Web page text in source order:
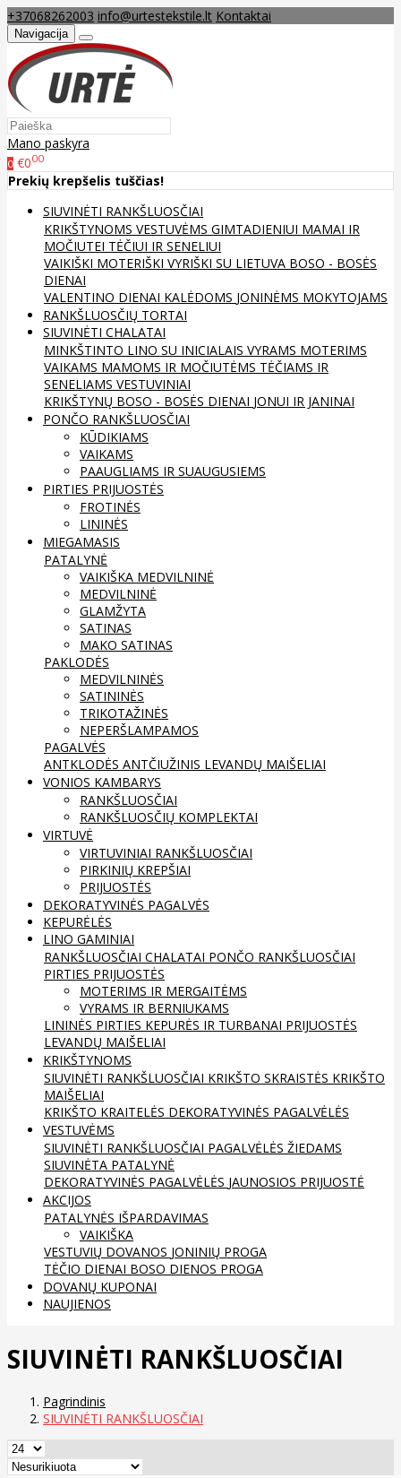
+37068262003 info@urtestekstile.lt Kontaktai
Navigacija
Mano paskyra
0 €000
Prekių krepšelis tuščias!
SIUVINĖTI RANKŠLUOSČIAI
KRIKŠTYNOMS VESTUVĖMS GIMTADIENIUI MAMAI IR
MOČIUTEI TĖČIUI IR SENELIUI
VAIKIŠKI MOTERIŠKI VYRIŠKI SU LIETUVA BOSO - BOSĖS
DIENAI
VALENTINO DIENAI KALĖDOMS JONINĖMS MOKYTOJAMS
RANKŠLUOSČIŲ TORTAI
SIUVINĖTI CHALATAI
MINKŠTINTO LINO SU INICIALAIS VYRAMS MOTERIMS
VAIKAMS MAMOMS IR MOČIUTĖMS TĖČIAMS IR
SENELIAMS VESTUVINIAI
KRIKŠTYNŲ BOSO - BOSĖS DIENAI JONUI IR JANINAI
PONČO RANKŠLUOSČIAI
KŪDIKIAMS
VAIKAMS
PAAUGLIAMS IR SUAUGUSIEMS
PIRTIES PRIJUOSTĖS
FROTINĖS
LININĖS
MIEGAMASIS
PATALYNĖ
VAIKIŠKA MEDVILNINĖ
MEDVILNINĖ
GLAMŽYTA
SATINAS
MAKO SATINAS
PAKLODĖS
MEDVILNINĖS
SATININĖS
TRIKOTAŽINĖS
NEPERŠLAMPAMOS
PAGALVĖS
ANTKLODĖS ANTČIUŽINIS LEVANDŲ MAIŠELIAI
VONIOS KAMBARYS
RANKŠLUOSČIAI
RANKŠLUOSČIŲ KOMPLEKTAI
VIRTUVĖ
VIRTUVINIAI RANKŠLUOSČIAI
PIRKINIŲ KREPŠIAI
PRIJUOSTĖS
DEKORATYVINĖS PAGALVĖS
KEPURĖLĖS
LINO GAMINIAI
RANKŠLUOSČIAI CHALATAI PONČO RANKŠLUOSČIAI
PIRTIES PRIJUOSTĖS
MOTERIMS IR MERGAITĖMS
VYRAMS IR BERNIUKAMS
LININĖS PIRTIES KEPURĖS IR TURBANAI PRIJUOSTĖS
LEVANDŲ MAIŠELIAI
KRIKŠTYNOMS
SIUVINĖTI RANKŠLUOSČIAI KRIKŠTO SKRAISTĖS KRIKŠTO
MAIŠELIAI
KRIKŠTO KRAITELĖS DEKORATYVINĖS PAGALVĖLĖS
VESTUVĖMS
SIUVINĖTI RANKŠLUOSČIAI PAGALVĖLĖS ŽIEDAMS
SIUVINĖTA PATALYNĖ
DEKORATYVINĖS PAGALVĖLĖS JAUNOSIOS PRIJUOSTĖ
AKCIJOS
PATALYNĖS IŠPARDAVIMAS
VAIKIŠKA
VESTUVIŲ DOVANOS JONINIŲ PROGA
TĖČIO DIENAI BOSO DIENOS PROGA
DOVANŲ KUPONAI
NAUJIENOS
SIUVINĖTI RANKŠLUOSČIAI
Pagrindinis
SIUVINĖTI RANKŠLUOSČIAI